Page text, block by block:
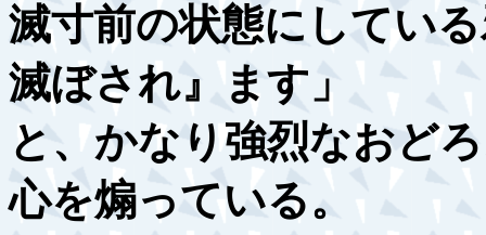
滅寸前の状態にしてい
滅ぼされ』ます」
と、かなり強烈なおど
心を煽っている。